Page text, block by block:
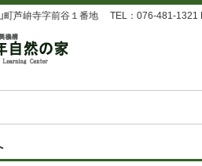
町芦峅寺字前谷１番地 TEL：076-481-1321